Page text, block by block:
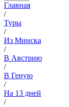
Главная
/
Туры
/
Из Минска
/
В Австрию
/
В Геную
/
На 13 дней
/